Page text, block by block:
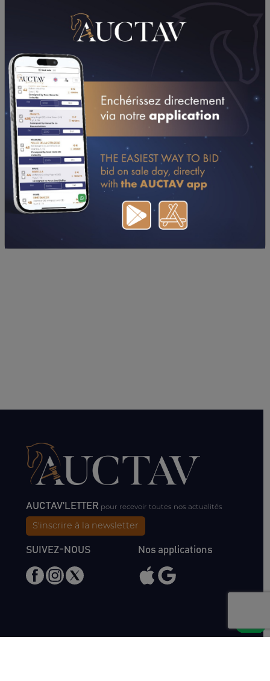
AUCTAV'LETTER pour recevoir toutes nos actualités
S'inscrire à la newsletter
SUIVEZ-NOUS Nos applications